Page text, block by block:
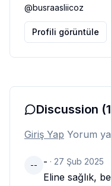
@busraasliicoz
Profili görüntüle
Discussion
Giriş Yap Yorum
-- - · 27 Şub 2025
Eline sağlık,